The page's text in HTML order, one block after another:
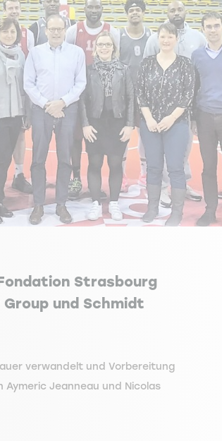
an
Strasbourg
und Schmidt
verwandelt und Vorbereitung
Jeanneau und Nicolas